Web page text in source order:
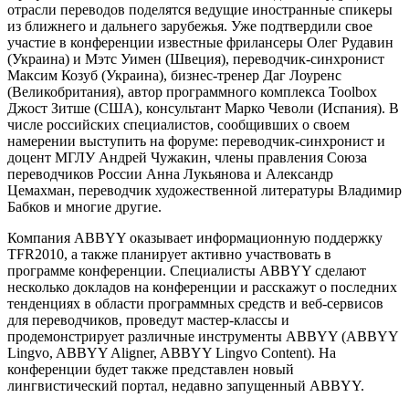
отрасли переводов поделятся ведущие иностранные спикеры
из ближнего и дальнего зарубежья. Уже подтвердили свое
участие в конференции известные фрилансеры Олег Рудавин
(Украина) и Мэтс Уимен (Швеция), переводчик-синхронист
Максим Козуб (Украина), бизнес-тренер Даг Лоуренс
(Великобритания), автор программного комплекса Toolbox
Джост Зитше (США), консультант Марко Чеволи (Испания). В
числе российских специалистов, сообщивших о своем
намерении выступить на форуме: переводчик-синхронист и
доцент МГЛУ Андрей Чужакин, члены правления Союза
переводчиков России Анна Лукьянова и Александр
Цемахман, переводчик художественной литературы Владимир
Бабков и многие другие.
Компания ABBYY оказывает информационную поддержку
TFR2010, а также планирует активно участвовать в
программе конференции. Специалисты ABBYY сделают
несколько докладов на конференции и расскажут о последних
тенденциях в области программных средств и веб-сервисов
для переводчиков, проведут мастер-классы и
продемонстрирует различные инструменты ABBYY (ABBYY
Lingvo, ABBYY Aligner, ABBYY Lingvo Content). На
конференции будет также представлен новый
лингвистический портал, недавно запущенный ABBYY.